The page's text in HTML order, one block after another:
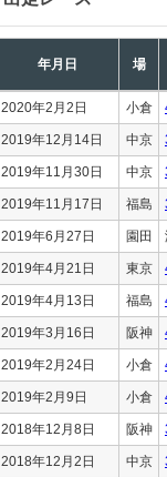
年月日 場
2020年2月2日 小倉
2019年12月14日 中京
2019年11月30日 中京
2019年11月17日 福島
2019年6月27日 園田
2019年4月21日 東京
2019年4月13日 福島
2019年3月16日 阪神
2019年2月24日 小倉
2019年2月9日 小倉
2018年12月8日 阪神
2018年12月2日 中京